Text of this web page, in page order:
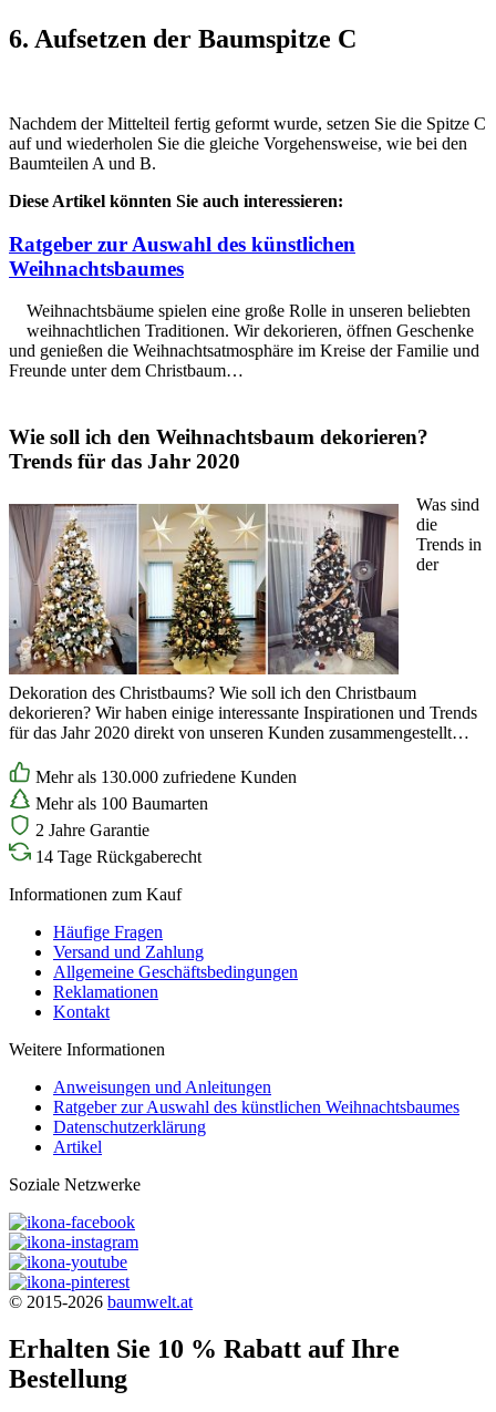
6. Aufsetzen der Baumspitze C
Nachdem der Mittelteil fertig geformt wurde, setzen Sie die Spitze C
auf und wiederholen Sie die gleiche Vorgehensweise, wie bei den
Baumteilen A und B.
Diese Artikel könnten Sie auch interessieren:
Ratgeber zur Auswahl des künstlichen
Weihnachtsbaumes
Weihnachtsbäume spielen eine große Rolle in unseren beliebten
weihnachtlichen Traditionen. Wir dekorieren, öffnen Geschenke
und genießen die Weihnachtsatmosphäre im Kreise der Familie und
Freunde unter dem Christbaum…
Wie soll ich den Weihnachtsbaum dekorieren?
Trends für das Jahr 2020
Was sind
die
Trends in
der
Dekoration des Christbaums? Wie soll ich den Christbaum
dekorieren? Wir haben einige interessante Inspirationen und Trends
für das Jahr 2020 direkt von unseren Kunden zusammengestellt…
Mehr als 130.000 zufriedene Kunden
Mehr als 100 Baumarten
2 Jahre Garantie
14 Tage Rückgaberecht
Informationen zum Kauf
Häufige Fragen
Versand und Zahlung
Allgemeine Geschäftsbedingungen
Reklamationen
Kontakt
Weitere Informationen
Anweisungen und Anleitungen
Ratgeber zur Auswahl des künstlichen Weihnachtsbaumes
Datenschutzerklärung
Artikel
Soziale Netzwerke
© 2015-2026 baumwelt.at
Erhalten Sie 10 % Rabatt auf Ihre
Bestellung